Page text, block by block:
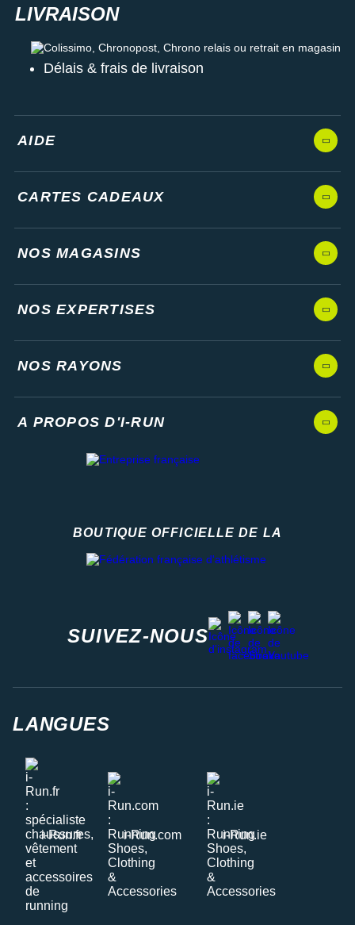
Les autres produitsOn-Running
Colissimo, Chronopost, Chrono relais ou retrait en magasin
Délais & frais de livraison
AIDE
CARTES CADEAUX
NOS MAGASINS
NOS EXPERTISES
NOS RAYONS
A PROPOS D'I-RUN
BOUTIQUE OFFICIELLE DE LA
SUIVEZ-NOUS
instagram
facebook
stravayoutube
LANGUES
i-Run.fr i-Run.com i-Run.ie